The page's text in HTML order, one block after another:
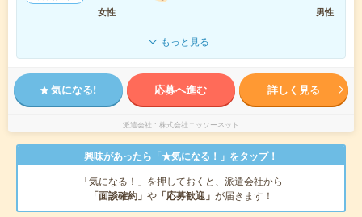
女性
男性
もっと見る
気になる! 応募へ進む 詳しく見る
派遣会社 株式会社ニッソーネット
興味があったら「★気になる！」をタップ！
「気になる！」を押しておくと、派遣会社から
「面談確約」 や 「応募歓迎」 が届きます！